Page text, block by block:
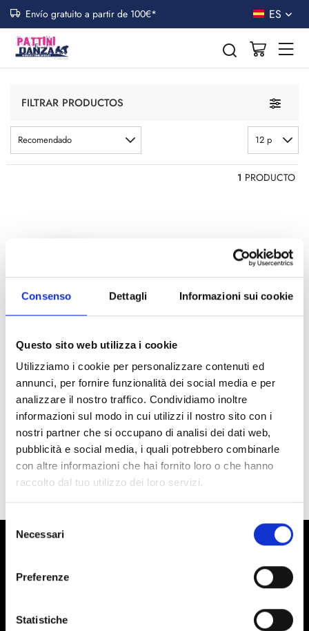
Consenso Dettagli Informazioni sui cookie
Questo sito web utilizza i cookie
Utilizziamo i cookie per personalizzare contenuti ed
annunci, per fornire funzionalità dei social media e per
analizzare il nostro traffico. Condividiamo inoltre
informazioni sul modo in cui utilizzi il nostro sito con i
nostri partner che si occupano di analisi dei dati web,
pubblicità e social media, i quali potrebbero combinarle
con altre informazioni che hai fornito loro o che hanno
raccolto dal tuo utilizzo dei loro servizi.
Selezione
delNecessari
Preferenze
Statistiche
Envío gratuito a partir de 100€* ES
Ruedas Roll Line
CALLE
Toggle
FILTRAR PRODUCTOS
Recomendado 12 p
1 PRODUCTO
Roll Line
HELIO
No disponible
Código : ruote-helium
a partir de € 57,00
(€ 46,72 Tax excl.)
EMAIL NEWSLETTER
¿Te gustaría recibir promociones sobre el mundo del patinaje